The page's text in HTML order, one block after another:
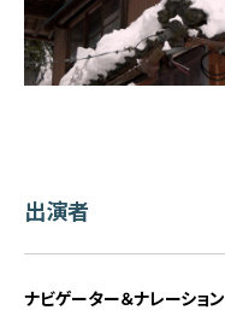
出演者
ナビゲーター＆ナレーション